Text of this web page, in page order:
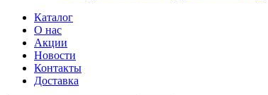
Каталог
О нас
Акции
Новости
Контакты
Доставка